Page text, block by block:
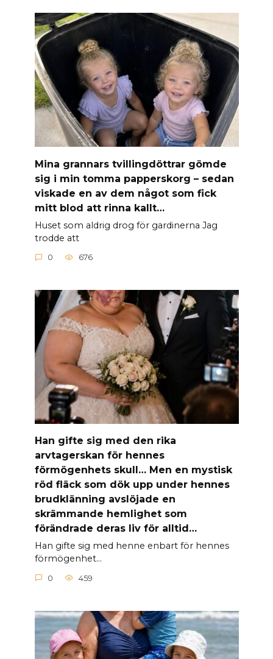
Mina grannars tvillingdöttrar gömde
sig i min tomma papperskorg – sedan
viskade en av dem något som fick
mitt blod att rinna kallt…
Huset som aldrig drog för gardinerna Jag
trodde att
0 676
Han gifte sig med den rika
arvtagerskan för hennes
förmögenhets skull… Men en mystisk
röd fläck som dök upp under hennes
brudklänning avslöjade en
skrämmande hemlighet som
förändrade deras liv för alltid…
Han gifte sig med henne enbart för hennes
förmögenhet…
0 459